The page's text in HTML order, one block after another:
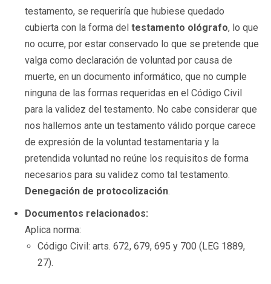
testamento, se requeriría que hubiese quedado
cubierta con la forma del testamento ológrafo, lo que
no ocurre, por estar conservado lo que se pretende que
valga como declaración de voluntad por causa de
muerte, en un documento informático, que no cumple
ninguna de las formas requeridas en el Código Civil
para la validez del testamento. No cabe considerar que
nos hallemos ante un testamento válido porque carece
de expresión de la voluntad testamentaria y la
pretendida voluntad no reúne los requisitos de forma
necesarios para su validez como tal testamento.
Denegación de protocolización.
Documentos relacionados:
Aplica norma:
Código Civil: arts. 672, 679, 695 y 700 (LEG 1889,
27).